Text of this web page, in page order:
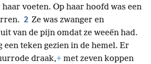
voeten. Op haar hoofd was een
2 Ze was zwanger en
van de pijn omdat ze weeën had.
een teken gezien in de hemel. Er
draak,+ met zeven koppen